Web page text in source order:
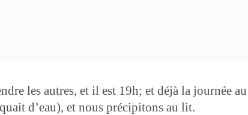
les autres, et il est 19h; et déjà la journée
d’eau), et nous précipitons au lit.